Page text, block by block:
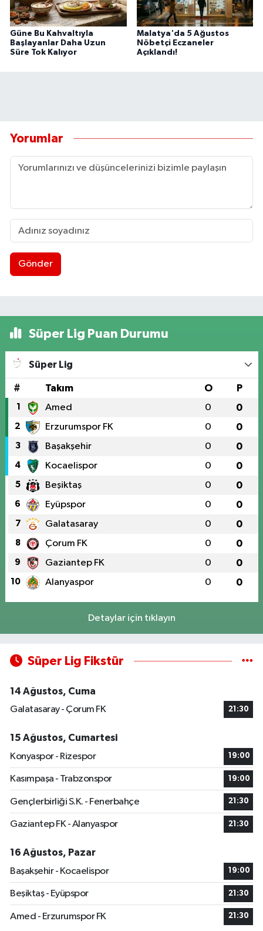
Güne Bu Kahvaltıyla
Başlayanlar Daha Uzun
Süre Tok Kalıyor
Malatya'da 5 Ağustos
Nöbetçi Eczaneler
Açıklandı!
Yorumlar
Gönder
Süper Lig Puan Durumu
Süper Lig
# Takım O P
1 Amed 0 0
2 Erzurumspor FK 0 0
3 Başakşehir 0 0
4 Kocaelispor 0 0
5 Beşiktaş 0 0
6 Eyüpspor 0 0
7 Galatasaray 0 0
8 Çorum FK 0 0
9 Gaziantep FK 0 0
10 Alanyaspor 0 0
Detaylar için tıklayın
Süper Lig Fikstür
14 Ağustos, Cuma
Galatasaray - Çorum FK
21:30
15 Ağustos, Cumartesi
Konyaspor - Rizespor
19:00
Kasımpaşa - Trabzonspor 19:00
Gençlerbirliği S.K. - Fenerbahçe 21:30
Gaziantep FK - Alanyaspor 21:30
16 Ağustos, Pazar
Başakşehir - Kocaelispor
19:00
Beşiktaş - Eyüpspor 21:30
Amed - Erzurumspor FK 21:30